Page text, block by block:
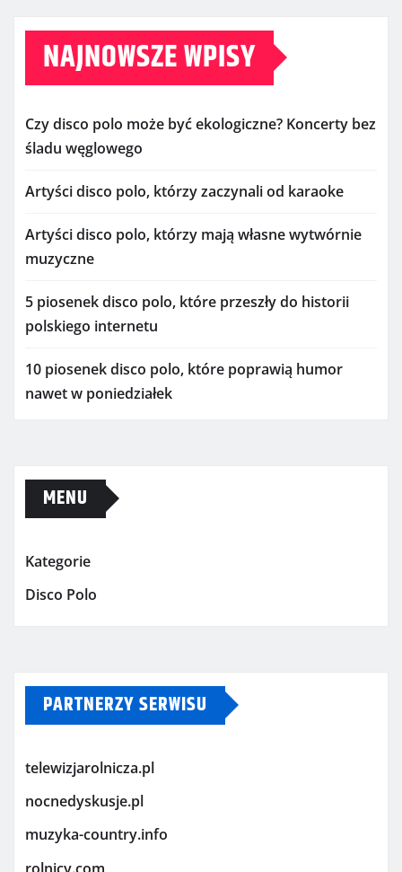
NAJNOWSZE WPISY
Czy disco polo może być ekologiczne? Koncerty bez
śladu węglowego
Artyści disco polo, którzy zaczynali od karaoke
Artyści disco polo, którzy mają własne wytwórnie
muzyczne
5 piosenek disco polo, które przeszły do historii
polskiego internetu
10 piosenek disco polo, które poprawią humor
nawet w poniedziałek
MENU
Kategorie
Disco Polo
PARTNERZY SERWISU
telewizjarolnicza.pl
nocnedyskusje.pl
muzyka-country.info